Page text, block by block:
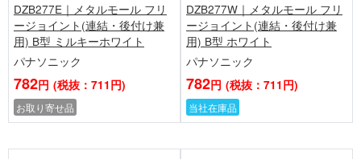
DZB277E｜メタルモール フリ
ージョイント(連結・後付け兼
用) B型 ミルキーホワイト
パナソニック
782円 (税抜：711円)
お取り寄せ品
DZB277W｜メタルモール フリ
ージョイント(連結・後付け兼
用) B型 ホワイト
パナソニック
782円 (税抜：711円)
当社在庫品